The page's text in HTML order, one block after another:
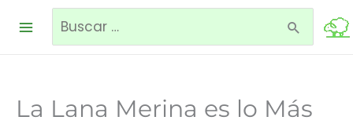
Buscar
La Lana Merina es lo Más